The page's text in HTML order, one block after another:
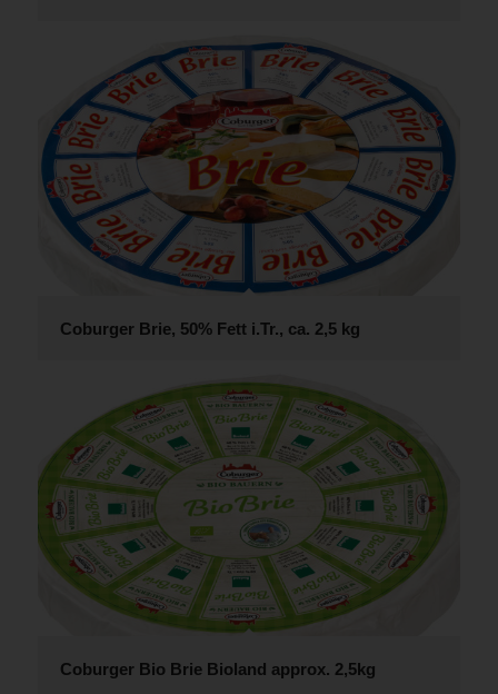
Coburger Brie, 50% Fett i.Tr., ca. 2,5 kg
Coburger Bio Brie Bioland approx. 2,5kg